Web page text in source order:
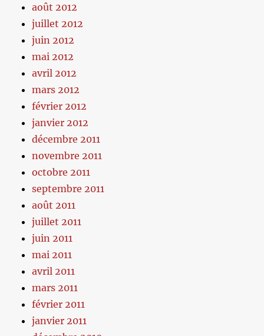
août 2012
juillet 2012
juin 2012
mai 2012
avril 2012
mars 2012
février 2012
janvier 2012
décembre 2011
novembre 2011
octobre 2011
septembre 2011
août 2011
juillet 2011
juin 2011
mai 2011
avril 2011
mars 2011
février 2011
janvier 2011